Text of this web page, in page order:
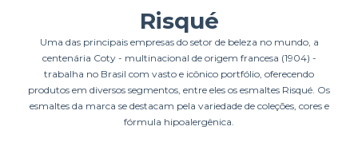
Risqué
Uma das principais empresas do setor de beleza no mundo, a
centenária Coty - multinacional de origem francesa (1904) -
trabalha no Brasil com vasto e icônico portfólio, oferecendo
produtos em diversos segmentos, entre eles os esmaltes Risqué. Os
esmaltes da marca se destacam pela variedade de coleções, cores e
fórmula hipoalergênica.